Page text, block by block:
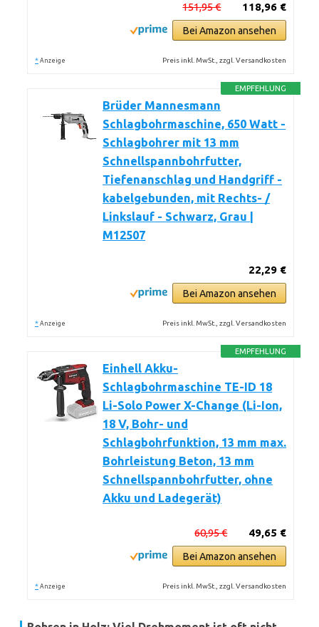
118,96 €
151,95 €
Bei Amazon ansehen
* Anzeige Preis inkl. MwSt., zzgl. Versandkosten
EMPFEHLUNG
Brüder Mannesmann
Schlagbohrmaschine, 650 Watt -
Schlagbohrer mit 13 mm
Schnellspannbohrfutter,
Tiefenanschlag und Handgriff -
kabelgebunden, mit Rechts- /
Linkslauf - Schwarz, Grau |
M12507
22,29 €
Bei Amazon ansehen
* Anzeige Preis inkl. MwSt., zzgl. Versandkosten
EMPFEHLUNG
Einhell Akku-
Schlagbohrmaschine TE-ID 18
Li-Solo Power X-Change (Li-Ion,
18 V, Bohr- und
Schlagbohrfunktion, 13 mm max.
Bohrleistung Beton, 13 mm
Schnellspannbohrfutter, ohne
Akku und Ladegerät)
49,65 €
60,95 €
Bei Amazon ansehen
* Anzeige Preis inkl. MwSt., zzgl. Versandkosten